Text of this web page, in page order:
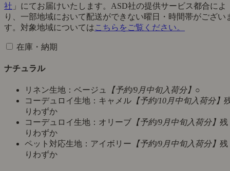
社 」にてお届けいたします。ASD社の提供サービス都合によ
り、一部地域において配送ができない曜日・時間帯がござい
す。対象地域についてはこちらをご覧ください。
在庫・納期
ナチュラル
リネン生地：ベージュ 【予約/9月中旬入荷分】 ○
コーデュロイ生地：キャメル 【予約/10月中旬入荷分】
りわずか
コーデュロイ生地：オリーブ 【予約/9月中旬入荷分】 残
りわずか
ペット対応生地：アイボリー 【予約/9月中旬入荷分】 残
りわずか